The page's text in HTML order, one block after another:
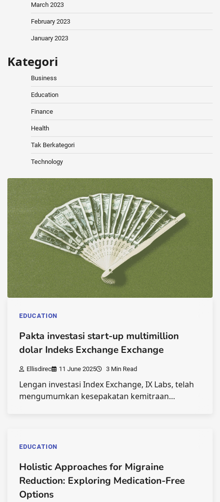
March 2023
February 2023
January 2023
Kategori
Business
Education
Finance
Health
Tak Berkategori
Technology
EDUCATION
Pakta investasi start-up multimillion
dolar Indeks Exchange Exchange
Ellisdirec 11 June 2025 3 Min Read
Lengan investasi Index Exchange, IX Labs, telah
mengumumkan kesepakatan kemitraan…
EDUCATION
Holistic Approaches for Migraine
Reduction: Exploring Medication-Free
Options